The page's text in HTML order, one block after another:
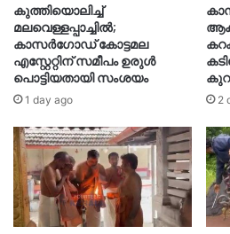
കുത്തിയൊലിച്ച്
മലവെള്ളപ്പാച്ചിൽ;
കാസർഗോഡ് കോട്ടമല
എസ്റ്റേറ്റിന് സമീപം ഉരുൾ
പൊട്ടിയതായി സംശയം
1 day ago 2